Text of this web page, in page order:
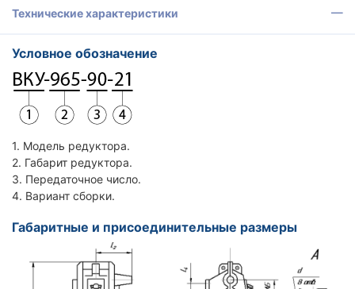
Технические характеристики
Условное обозначение
1. Модель редуктора.
2. Габарит редуктора.
3. Передаточное число.
4. Вариант сборки.
Габаритные и присоединительные размеры